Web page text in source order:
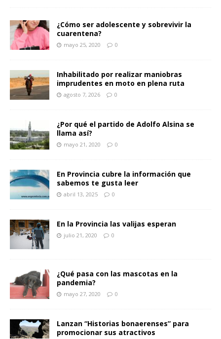
¿Cómo ser adolescente y sobrevivir la
cuarentena?
mayo 25, 2020 0
Inhabilitado por realizar maniobras
imprudentes en moto en plena ruta
agosto 7, 2026 0
¿Por qué el partido de Adolfo Alsina se
llama así?
mayo 21, 2020 0
En Provincia cubre la información que
sabemos te gusta leer
abril 13, 2025 0
En la Provincia las valijas esperan
julio 21, 2020 0
¿Qué pasa con las mascotas en la
pandemia?
mayo 27, 2020 0
Lanzan “Historias bonaerenses” para
promocionar sus atractivos